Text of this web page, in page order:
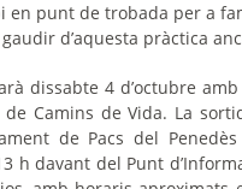
en punt de trobada per a
d’aquesta pràctica
dissabte 4 d’octubre
Camins de Vida. La
de Pacs del
h davant del Punt